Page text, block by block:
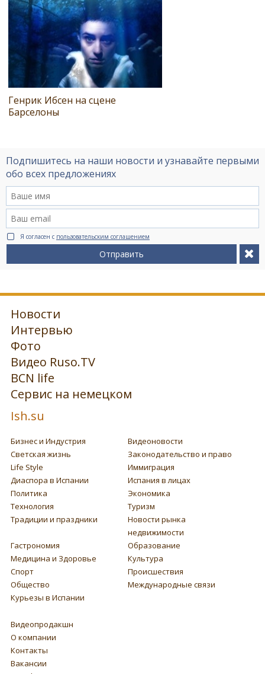
Генрик Ибсен на сцене
Барселоны
Подпишитесь на наши новости и узнавайте первыми
обо всех предложениях
Я согласен с пользовательским соглашением
Отправить
Новости
Интервью
Фото
Видео Ruso.TV
BCN life
Сервис на немецком
Ish.su
Бизнес и Индустрия
Видеоновости
Светская жизнь
Законодательство и право
Life Style
Иммиграция
Диаспора в Испании
Испания в лицах
Политика
Экономика
Технология
Туризм
Традиции и праздники
Новости рынка
недвижимости
Гастрономия
Образование
Медицина и Здоровье
Культура
Спорт
Происшествия
Общество
Международные связи
Курьезы в Испании
Видеопродакшн
О компании
Контакты
Вакансии